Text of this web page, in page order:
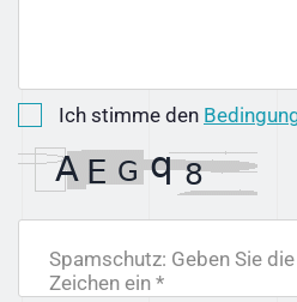
Ich stimme den
Spamschutz: Geben Sie
Zeichen ein *